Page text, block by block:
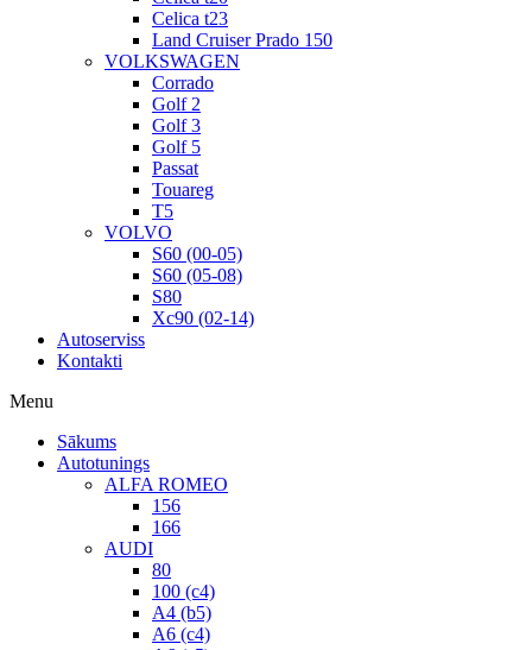
Celica t23
Land Cruiser Prado 150
VOLKSWAGEN
Corrado
Golf 2
Golf 3
Golf 5
Passat
Touareg
T5
VOLVO
S60 (00-05)
S60 (05-08)
S80
Xc90 (02-14)
Autoserviss
Kontakti
Menu
Sākums
Autotunings
ALFA ROMEO
156
166
AUDI
80
100 (c4)
A4 (b5)
A6 (c4)